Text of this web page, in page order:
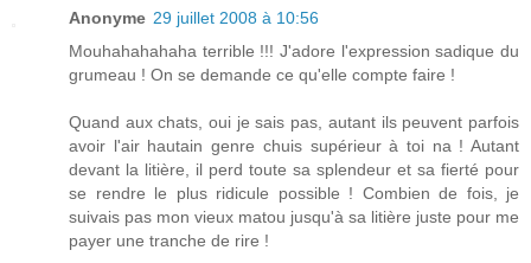
Anonyme 29 juillet 2008 à 10:56
Mouhahahahaha terrible !!! J'adore l'expression sadique du
grumeau ! On se demande ce qu'elle compte faire !
Quand aux chats, oui je sais pas, autant ils peuvent parfois
avoir l'air hautain genre chuis supérieur à toi na ! Autant
devant la litière, il perd toute sa splendeur et sa fierté pour
se rendre le plus ridicule possible ! Combien de fois, je
suivais pas mon vieux matou jusqu'à sa litière juste pour me
payer une tranche de rire !